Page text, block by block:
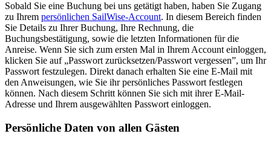
Sobald Sie eine Buchung bei uns getätigt haben, haben Sie Zugang
zu Ihrem persönlichen SailWise-Account. In diesem Bereich finden
Sie Details zu Ihrer Buchung, Ihre Rechnung, die
Buchungsbestätigung, sowie die letzten Informationen für die
Anreise. Wenn Sie sich zum ersten Mal in Ihrem Account einloggen,
klicken Sie auf „Passwort zurücksetzen/Passwort vergessen”, um Ihr
Passwort festzulegen. Direkt danach erhalten Sie eine E-Mail mit
den Anweisungen, wie Sie ihr persönliches Passwort festlegen
können. Nach diesem Schritt können Sie sich mit ihrer E-Mail-
Adresse und Ihrem ausgewählten Passwort einloggen.
Persönliche Daten von allen Gästen